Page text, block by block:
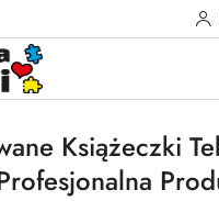
Książeczki